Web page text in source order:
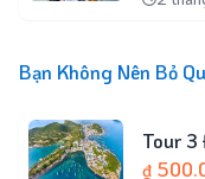
Bạn Không Nên Bỏ
Tour 3
₫